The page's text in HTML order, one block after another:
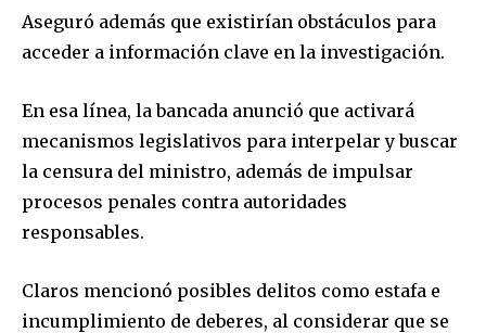
Aseguró además que existirían obstáculos para
acceder a información clave en la investigación.
En esa línea, la bancada anunció que activará
mecanismos legislativos para interpelar y buscar
la censura del ministro, además de impulsar
procesos penales contra autoridades
responsables.
Claros mencionó posibles delitos como estafa e
incumplimiento de deberes, al considerar que se